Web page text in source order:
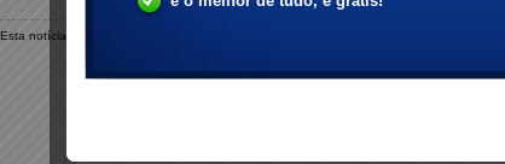
Esta notícia foi publicada em sexta-feira, 6 de maio de 2011 a 17:07 na categoria